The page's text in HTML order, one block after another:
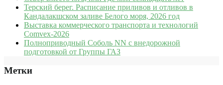
Терский берег. Расписание приливов и отливов в
Кандалакшском заливе Белого моря, 2026 год
Выставка коммерческого транспорта и технологий
Comvex-2026
Полноприводный Соболь NN с внедорожной
подготовкой от Группы ГАЗ
Метки